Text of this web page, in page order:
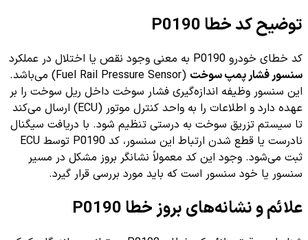
توضیح کد خطا P0190
کد خطای خودرو P0190 به معنی وجود نقص یا اختلال در عملکرد
سنسور فشار پمپ سوخت
(Fuel Rail Pressure Sensor) می‌باشد.
این سنسور وظیفه اندازه‌گیری فشار سوخت داخل ریل سوخت را بر
عهده دارد و اطلاعات را به واحد کنترل موتور (ECU) ارسال می‌کند
تا سیستم تزریق سوخت به درستی تنظیم شود. با دریافت سیگنال
نادرست یا قطع شدن ارتباط این سنسور، کد P0190 توسط ECU
ثبت می‌شود. وجود این کد معمولاً نشانگر بروز مشکل در مسیر
سنسور یا خود سنسور است که باید مورد بررسی قرار گیرد.
علائم و نشانه‌های بروز خطا P0190